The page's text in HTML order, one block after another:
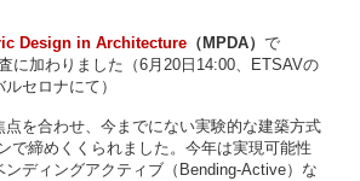
Design in Architecture （MPDA） で
に加わりました（6月20日14:00、ETSAVの
セロナにて）
点を合わせ、今までにない実験的な建築方式
で締めくくられました。今年は実現可能性
ディングアクティブ（Bending-Active）な